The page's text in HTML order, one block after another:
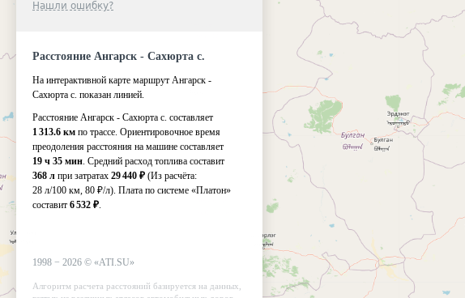
Нашли ошибку?
Расстояние Ангарск - Сахюрта с.
На интерактивной карте маршрут Ангарск -
Сахюрта с. показан линией.
Расстояние Ангарск - Сахюрта с. составляет
1 313.6 км по трассе. Ориентировочное время
преодоления расстояния на машине составляет
19 ч 35 мин. Средний расход топлива составит
368 л при затратах 29 440 ₽ (Из расчёта:
28 л/100 км, 80 ₽/л). Плата по системе «Платон»
составит 6 532 ₽.
1998 − 2026 © «ATI.SU»
Алгоритм расчета расстояний базируется на данных,